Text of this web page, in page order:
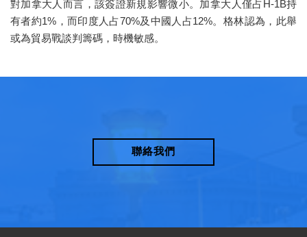
對加拿大人而言，該簽證新規影響微小。加拿大人僅占H-1B持
有者約1%，而印度人占70%及中國人占12%。格林認為，此舉
或為貿易戰談判籌碼，時機敏感。
聯絡我們